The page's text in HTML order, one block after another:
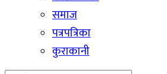
समाज
पत्रपत्रिका
कुराकानी